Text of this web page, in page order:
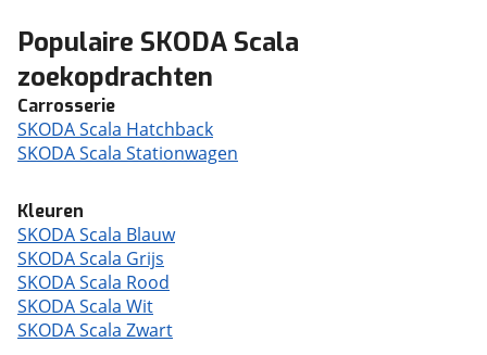
Populaire SKODA Scala
zoekopdrachten
Carrosserie
SKODA Scala Hatchback
SKODA Scala Stationwagen
Kleuren
SKODA Scala Blauw
SKODA Scala Grijs
SKODA Scala Rood
SKODA Scala Wit
SKODA Scala Zwart